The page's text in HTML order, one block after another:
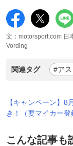
文：motorsport.com 日
Vording
関連タグ #ア
【キャンペーン】8
き！（要マイカー登
こんな記事も